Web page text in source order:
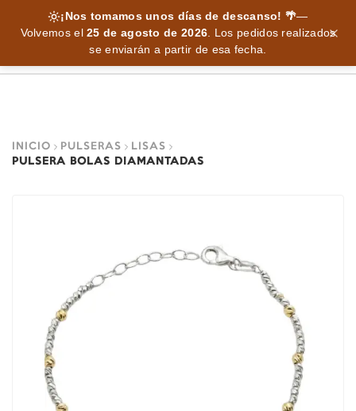
¡Nos tomamos unos días de descanso! 🌴—
Volvemos el25 de agosto de 2026. Los pedidos realizados
se enviarán a partir de esa fecha.
INICIO PULSERAS
LISAS
PULSERA BOLAS DIAMANTADAS